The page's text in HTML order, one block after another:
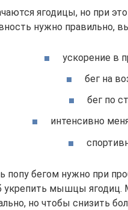
ягодицы, но при
нужно правильно,
ускорение в
бег на
бег по
интенсивно
попу бегом нужно при
укрепить мышцы
но чтобы снизить